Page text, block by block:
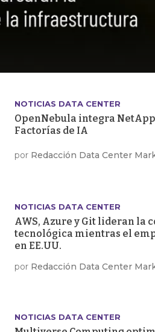
NOTICIAS DATA CENTER
OpenNebula integra
Factorías de IA
por Redacción Data Center
NOTICIAS DATA CENTER
AWS, Azure y Git lideran la
tecnológica mientras el
en EE.UU.
por Redacción Data Center
NOTICIAS DATA CENTER